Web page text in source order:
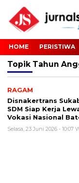
HOME PERISTIWA
Topik Tahun
RAGAM
Disnakertrans
SDM Siap Kerja
Vokasi Nasional
Selasa, 23 Juni 2026 - 10:07